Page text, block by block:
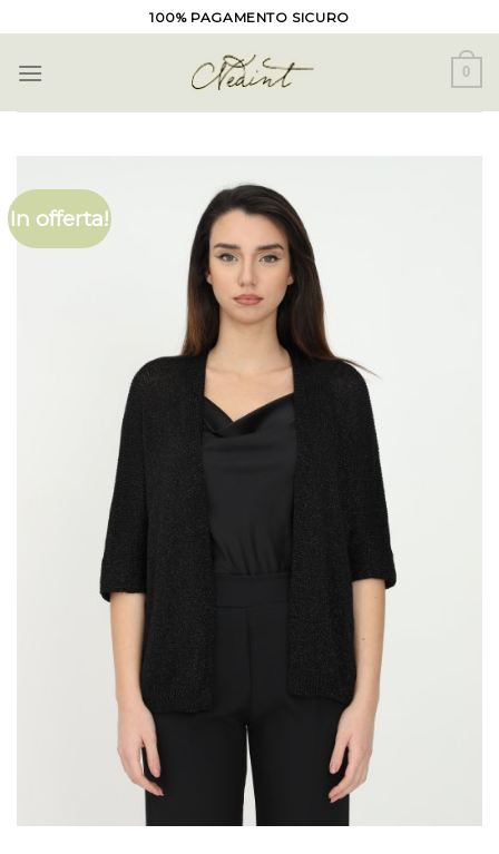
to
content
100% PAGAMENTO SICURO
0
In offerta!